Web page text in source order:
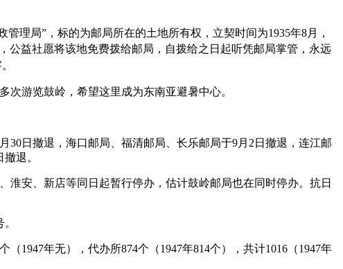
理局”，标的为邮局所在的土地所有权，立契时间为1935年8月，
公益社愿将该地免费拨给邮局，自拨给之日起听凭邮局掌管，永远
游览鼓岭，希望这里成为东南亚避暑中心。
30日撤退，海口邮局、福清邮局、长乐邮局于9月2日撤退，连江邮
退。
淮安、新店等同日起暂行停办，估计鼓岭邮局也在同时停办。抗日
1947年无），代办所874个（1947年814个），共计1016（1947年